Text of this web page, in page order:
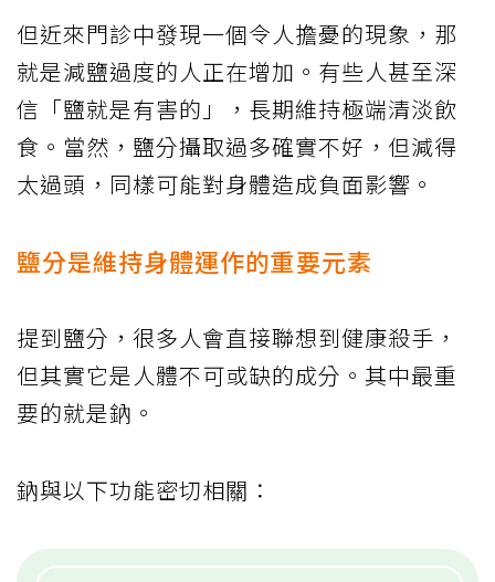
但近來門診中發現一個令人擔憂的現象，那
就是減鹽過度的人正在增加。有些人甚至深
信「鹽就是有害的」，長期維持極端清淡飲
食。當然，鹽分攝取過多確實不好，但減得
太過頭，同樣可能對身體造成負面影響。
鹽分是維持身體運作的重要元素
提到鹽分，很多人會直接聯想到健康殺手，
但其實它是人體不可或缺的成分。其中最重
要的就是鈉。
鈉與以下功能密切相關：